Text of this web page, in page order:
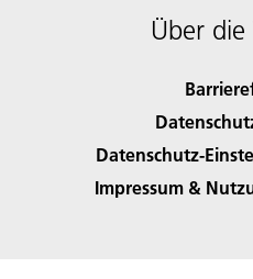
Über
Datenschutz-
Impressum &